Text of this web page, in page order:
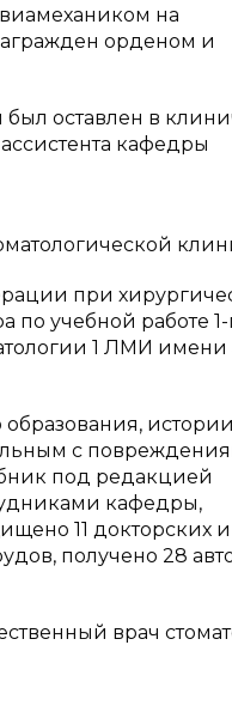
на
орденом и
был оставлен в
кафедры
при
по учебной работе
1 ЛМИ имени
истории
с
под редакцией
кафедры,
11 докторских и
получено 28
врач